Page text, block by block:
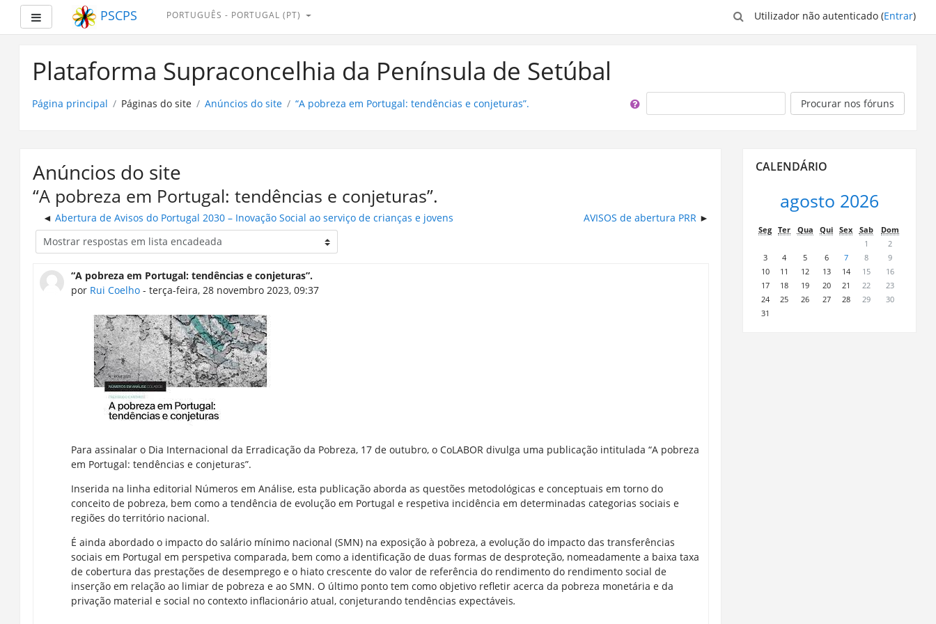
principal
Painel lateralPSCPS Utilizador não autenticado (Entrar)
PORTUGUÊS - PORTUGAL ‎(PT)‎
Plataforma Supraconcelhia da Península de Setúbal
Página principal Páginas do site Anúncios do site “A pobreza em Portugal: tendências e conjeturas”. Procurar nos fóruns
Anúncios do site
“A pobreza em Portugal: tendências e conjeturas”.
Abertura de Avisos do Portugal 2030 – Inovação Social ao serviço de crianças e jovens AVISOS de abertura PRR
“A pobreza em Portugal: tendências e conjeturas”.
por Rui Coelho- terça-feira, 28 novembro 2023, 09:37
Para assinalar o Dia Internacional da Erradicação da Pobreza, 17 de outubro, o CoLABOR divulga uma publicação intitulada “A pobreza
em Portugal: tendências e conjeturas”.
Inserida na linha editorial Números em Análise, esta publicação aborda as questões metodológicas e conceptuais em torno do
conceito de pobreza, bem como a tendência de evolução em Portugal e respetiva incidência em determinadas categorias sociais e
regiões do território nacional.
É ainda abordado o impacto do salário mínimo nacional (SMN) na exposição à pobreza, a evolução do impacto das transferências
sociais em Portugal em perspetiva comparada, bem como a identificação de duas formas de desproteção, nomeadamente a baixa taxa
de cobertura das prestações de desemprego e o hiato crescente do valor de referência do rendimento do rendimento social de
inserção em relação ao limiar de pobreza e ao SMN. O último ponto tem como objetivo refletir acerca da pobreza monetária e da
privação material e social no contexto inflacionário atual, conjeturando tendências expectáveis.
Calendário
CALENDÁRIO
agosto 2026
Seg Ter Qua Qui Sex Sab
Dom
1
2
3
4 5 6 7 8
9
10
11 12 13 14 15
16
17
18 19 20 21 22
23
24
25 26 27 28 29
30
31